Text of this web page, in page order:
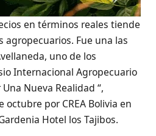
en términos reales tiende
agropecuarios. Fue una las
uno de los
Internacional Agropecuario
Nueva Realidad “,
octubre por CREA Bolivia en
Hotel los Tajibos.